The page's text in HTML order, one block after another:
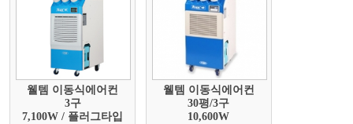
웰템 이동식에어컨
3구
7,100W / 플러그타입
웰템 이동식에어컨
30평/3구
10,600W